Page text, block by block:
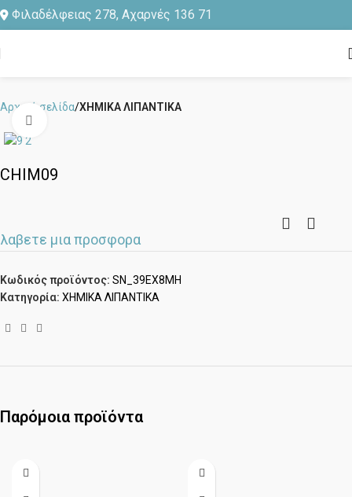
Φιλαδέλφειας 278, Αχαρνές 136 71
Αρχική σελίδα ΧΗΜΙΚΑ ΛΙΠΑΝΤΙΚΑ
CHIM09
λαβετε μια προσφορα
Κωδικός προϊόντος: SN_39EX8MH
Κατηγορία: ΧΗΜΙΚΑ ΛΙΠΑΝΤΙΚΑ
Παρόμοια προϊόντα